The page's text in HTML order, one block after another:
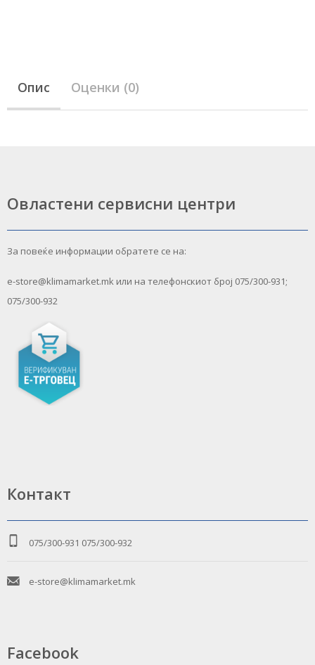
Опис Оценки (0)
Овластени сервисни центри
За повеќе информации обратете се на:
e-store@klimamarket.mk или на телефонскиот број 075/300-931;
075/300-932
Контакт
075/300-931 075/300-932
e-store@klimamarket.mk
Facebook